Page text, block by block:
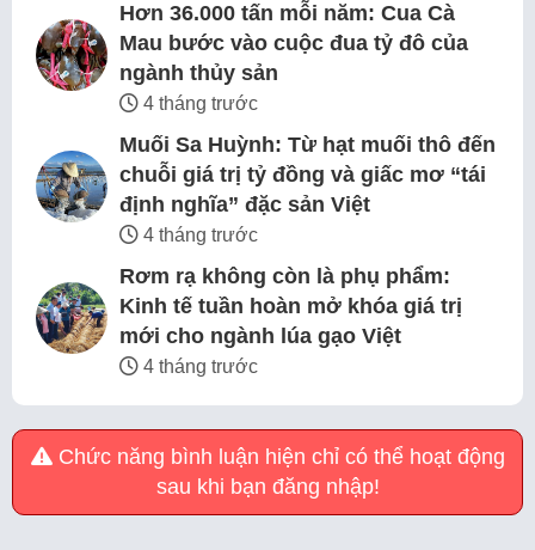
Hơn 36.000 tấn mỗi năm: Cua Cà
Mau bước vào cuộc đua tỷ đô của
ngành thủy sản
4 tháng trước
Muối Sa Huỳnh: Từ hạt muối thô đến
chuỗi giá trị tỷ đồng và giấc mơ “tái
định nghĩa” đặc sản Việt
4 tháng trước
Rơm rạ không còn là phụ phẩm:
Kinh tế tuần hoàn mở khóa giá trị
mới cho ngành lúa gạo Việt
4 tháng trước
Chức năng bình luận hiện chỉ có thể hoạt động
sau khi bạn đăng nhập!